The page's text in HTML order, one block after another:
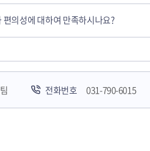
의성에 대하여 만족하시나요?
전화번호 031-790-6015